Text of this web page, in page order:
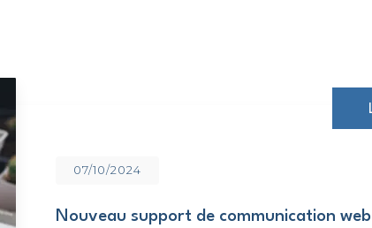
07/10/2024
Nouveau support de communication web